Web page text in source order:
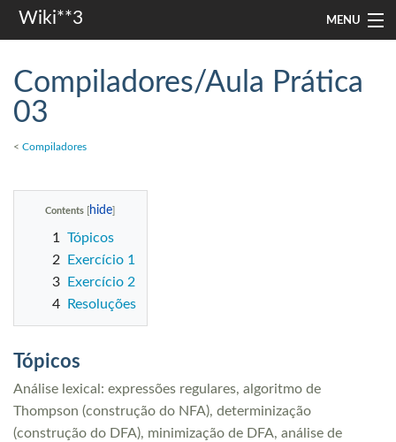
Wiki**3 MENU
aulas
Compiladores/Aula Prática
03
< Compiladores
Contents
1
Tópicos
2
Exercício 1
3
Exercício 2
4
Resoluções
Tópicos
Análise lexical: expressões regulares, algoritmo de
Thompson (construção do NFA), determinização
(construção do DFA), minimização de DFA, análise de